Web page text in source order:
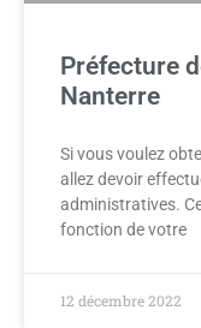
Préfecture
Nanterre
Si vous voulez
allez devoir
administratives.
fonction de votre
12 décembre 2022